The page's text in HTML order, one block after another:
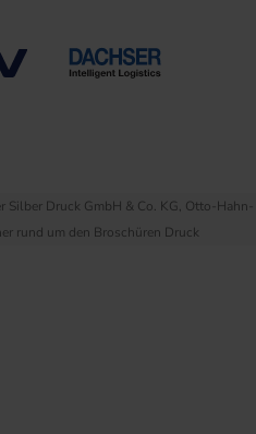
Druck GmbH & Co. KG, Otto-Hahn-
rund um den Broschüren Druck